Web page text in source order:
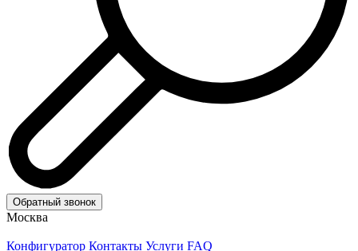
Обратный звонок
Москва
Конфигуратор Контакты Услуги FAQ